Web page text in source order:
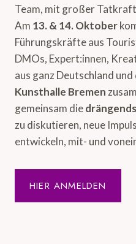
Team, mit großer
Am 13. & 14. Oktober
Führungskräfte aus
DMOs, Expert:innen,
aus ganz Deutschland
Kunsthalle Bremen
gemeinsam die
zu diskutieren, neue
entwickeln, mit- und
HIER ANMELDEN